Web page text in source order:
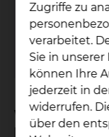
Was wird in
besprochen?
Zugriffe zu
verarbeitet.
Sie in
können Ihre
jederzeit in
widerrufen.
über den